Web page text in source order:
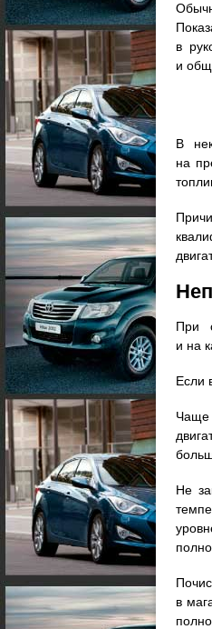
в
и
В
на
При
и на
Если
Чаще
Не
в